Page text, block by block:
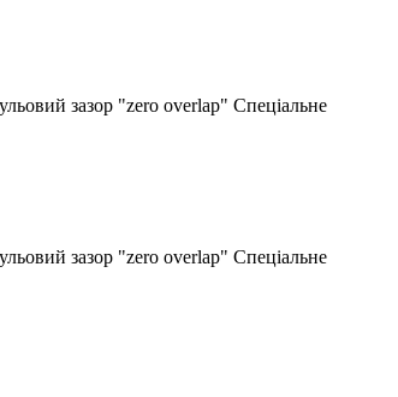
зазор "zero overlap" Спеціальне
зазор "zero overlap" Спеціальне